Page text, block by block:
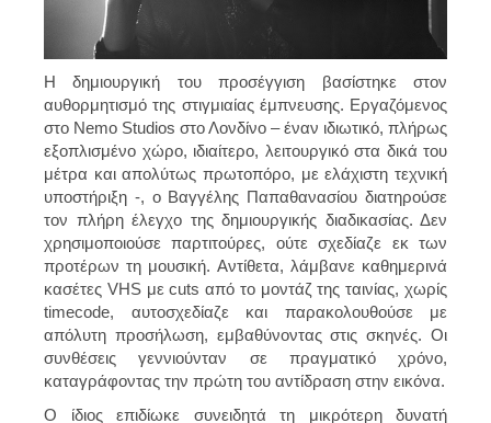
Η δημιουργική του προσέγγιση βασίστηκε στον
αυθορμητισμό της στιγμιαίας έμπνευσης. Εργαζόμενος
στο Nemo Studios στο Λονδίνο – έναν ιδιωτικό, πλήρως
εξοπλισμένο χώρο, ιδιαίτερο, λειτουργικό στα δικά του
μέτρα και απολύτως πρωτοπόρο, με ελάχιστη τεχνική
υποστήριξη -, ο Βαγγέλης Παπαθανασίου διατηρούσε
τον πλήρη έλεγχο της δημιουργικής διαδικασίας. Δεν
χρησιμοποιούσε παρτιτούρες, ούτε σχεδίαζε εκ των
προτέρων τη μουσική. Αντίθετα, λάμβανε καθημερινά
κασέτες VHS με cuts από το μοντάζ της ταινίας, χωρίς
timecode, αυτοσχεδίαζε και παρακολουθούσε με
απόλυτη προσήλωση, εμβαθύνοντας στις σκηνές. Οι
συνθέσεις γεννιούνταν σε πραγματικό χρόνο,
καταγράφοντας την πρώτη του αντίδραση στην εικόνα.
Ο ίδιος επιδίωκε συνειδητά τη μικρότερη δυνατή